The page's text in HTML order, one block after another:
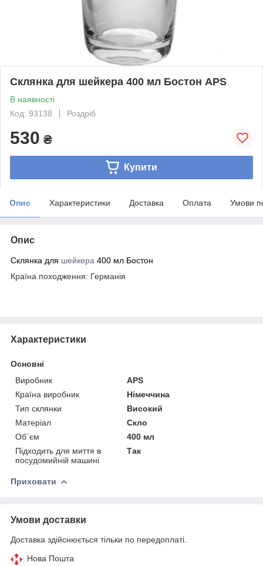
Склянка для шейкера 400 мл Бостон APS
В наявності
Код: 93138
Роздріб
530 ₴
Купити
Опис Характеристики Доставка Оплата Умови
Опис
Склянка для шейкера 400 мл Бостон
Країна походження: Германія
Характеристики
Основні
Виробник
APS
Країна виробник
Німеччина
Тип склянки
Високий
Матеріал
Скло
Об`єм
400 мл
Підходить для миття в
посудомийній машині
Так
Приховати
Умови доставки
Доставка здійснюється тільки по передоплаті.
Нова Пошта